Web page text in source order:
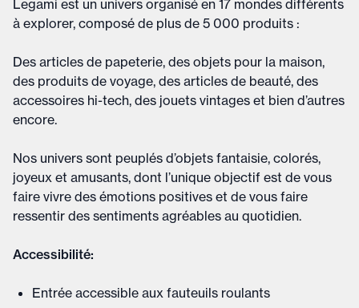
Legami est un univers organisé en 17 mondes différents
à explorer, composé de plus de 5 000 produits :
Des articles de papeterie, des objets pour la maison,
des produits de voyage, des articles de beauté, des
accessoires hi-tech, des jouets vintages et bien d’autres
encore.
Nos univers sont peuplés d’objets fantaisie, colorés,
joyeux et amusants, dont l’unique objectif est de vous
faire vivre des émotions positives et de vous faire
ressentir des sentiments agréables au quotidien.
Accessibilité:
Entrée accessible aux fauteuils roulants